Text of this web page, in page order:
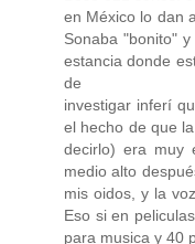
en México lo dan
Sonaba "bonito"
estancia donde
de
investigar inferí
el hecho de que
decirlo) era muy
medio alto
mis oidos, y la
Eso si en
para musica y 40